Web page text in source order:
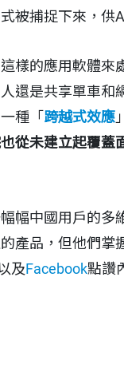
被捕捉下來，供
樣的應用軟體
還是共享單車和
種「跨越式效應
從未建立起覆
幅中國用戶的多
產品，但他們掌
及Facebook點讚